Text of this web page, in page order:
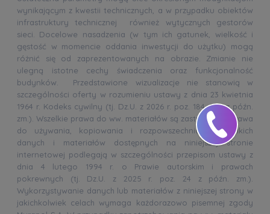
wynikającym z kwestii technicznych, a w przypadku obiektów
infrastruktury technicznej również wytycznych gestorów
sieci. Docelowe nasadzenia (w tym ich gatunek, wielkość i
gęstość w momencie oddania inwestycji do użytku) mogą
różnić się od zaprezentowanych na obrazie. Zmianie nie
ulegną istotne cechy świadczenia oraz funkcjonalność
budynków. Przedstawione wizualizacje nie stanowią w
szczególności oferty w rozumieniu ustawy z dnia 23 kwietnia
1964 r. Kodeks cywilny (tj. Dz.U. z 2026 r. poz. 184, 507 z późn.
zm.). Wszelkie prawa do ww. materiałów są zastrzeżone. Prawa
do używania, kopiowania i rozpowszechniania wszelkich
danych i materiałów dostępnych na niniejszej stronie
internetowej podlegają w szczególności przepisom ustawy z
dnia 4 lutego 1994 r. o Prawie autorskim i prawach
pokrewnych (tj. Dz.U. z 2025 r. poz. 24 z późn. zm.).
Wykorzystywanie danych lub materiałów z niniejszej strony w
jakichkolwiek celach wymaga każdorazowo pisemnej zgody